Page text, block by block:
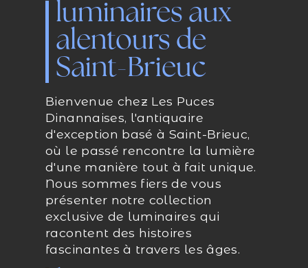
luminaires aux
alentours de
Saint-Brieuc
Bienvenue chez Les Puces
Dinannaises, l'antiquaire
d'exception basé à Saint-Brieuc,
où le passé rencontre la lumière
d'une manière tout à fait unique.
Nous sommes fiers de vous
présenter notre collection
exclusive de luminaires qui
racontent des histoires
fascinantes à travers les âges.